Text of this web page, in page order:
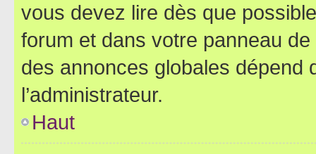
vous devez lire dès que
forum et dans votre panneau
des annonces globales dépend
l’administrateur.
Haut